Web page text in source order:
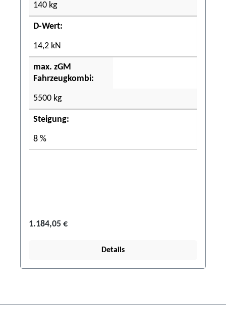
140 kg
D-Wert:
14,2 kN
max. zGM
Fahrzeugkombi:
5500 kg
Steigung:
8 %
1.184,05 €
Details